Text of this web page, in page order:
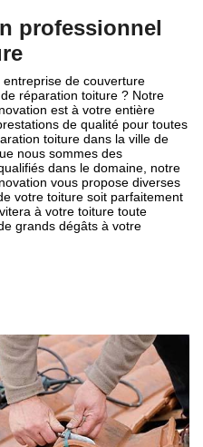
professionnel
entreprise de couverture
réparation toiture ? Notre
est à votre entière
de qualité pour toutes
toiture dans la ville de
nous sommes des
dans le domaine, notre
vous propose diverses
votre toiture soit parfaitement
à votre toiture toute
grands dégâts à votre